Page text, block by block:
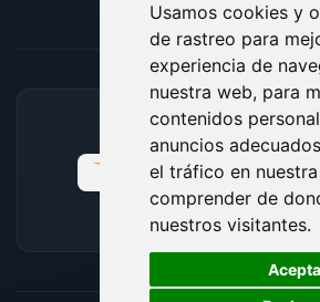
Usamos cookies y
de rastreo para
experiencia de
nuestra web, para
contenidos
anuncios
el tráfico en
comprender de
nuestros visitantes.
MÉTODOS DE PAGO